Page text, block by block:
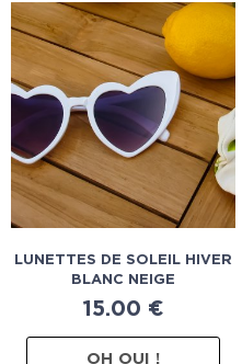
LUNETTES DE SOLEIL HIVER
BLANC NEIGE
15.00 €
OH OUI !